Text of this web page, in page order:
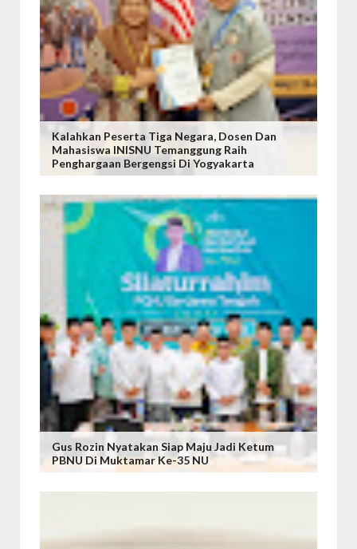
Kalahkan Peserta Tiga Negara, Dosen Dan
Mahasiswa INISNU Temanggung Raih
Penghargaan Bergengsi Di Yogyakarta
Gus Rozin Nyatakan Siap Maju Jadi Ketum
PBNU Di Muktamar Ke-35 NU